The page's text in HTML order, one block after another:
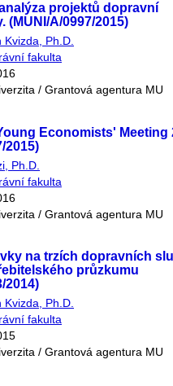
projektů dopravní
(MUNI/A/0997/2015)
Ph.D.
fakulta
/ Grantová agentura MU
Economists' Meeting
2015)
Ph.D.
fakulta
/ Grantová agentura MU
na trzích dopravních
průzkumu
2014)
Ph.D.
fakulta
/ Grantová agentura MU